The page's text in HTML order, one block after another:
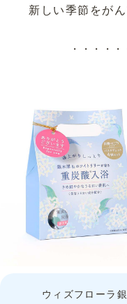
新しい季節をが
・・・・
ウィズフローラ